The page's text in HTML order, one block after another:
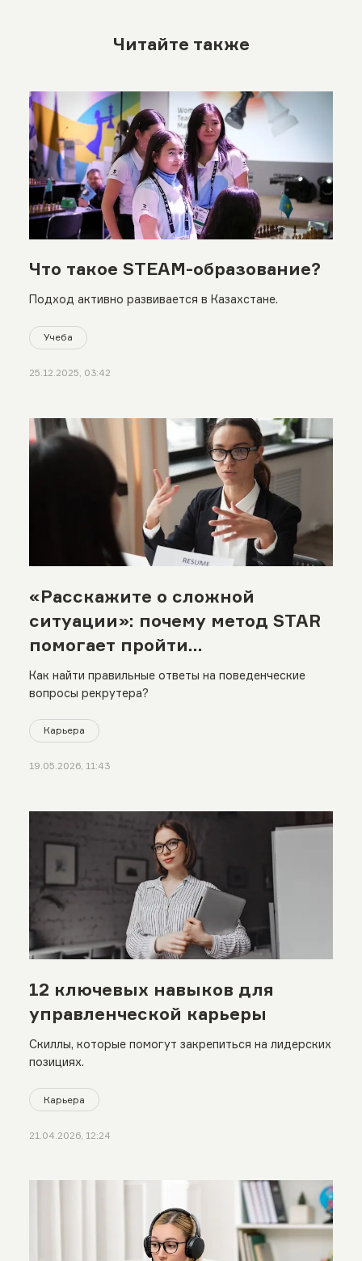
Читайте также
Что такое STEAM-образование?
Подход активно развивается в Казахстане.
Учеба
25.12.2025, 03:42
«Расскажите о сложной
ситуации»: почему метод STAR
помогает пройти
собеседование
Как найти правильные ответы на поведенческие
вопросы рекрутера?
Карьера
19.05.2026, 11:43
12 ключевых навыков для
управленческой карьеры
Скиллы, которые помогут закрепиться на лидерских
позициях.
Карьера
21.04.2026, 12:24